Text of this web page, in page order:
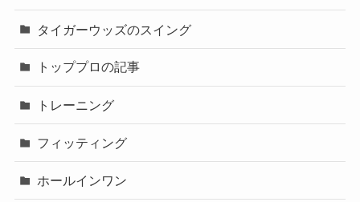
タイガーウッズのスイング
トッププロの記事
トレーニング
フィッティング
ホールインワン